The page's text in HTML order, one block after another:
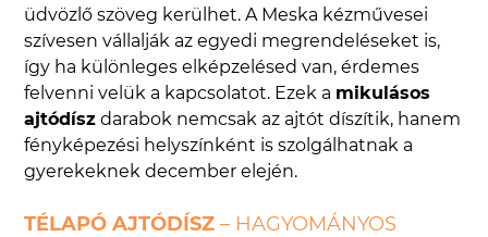
üdvözlő szöveg kerülhet. A Meska kézművesei
szívesen vállalják az egyedi megrendeléseket is,
így ha különleges elképzelésed van, érdemes
felvenni velük a kapcsolatot. Ezek a mikulásos
ajtódísz darabok nemcsak az ajtót díszítik, hanem
fényképezési helyszínként is szolgálhatnak a
gyerekeknek december elején.
TÉLAPÓ AJTÓDÍSZ – HAGYOMÁNYOS